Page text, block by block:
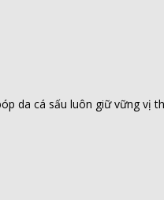
da cá sấu luôn giữ vững vị